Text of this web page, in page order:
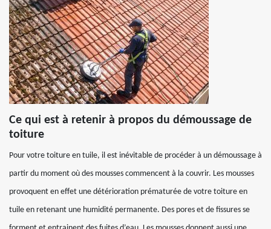
Ce qui est à retenir à propos du démoussage de
toiture
Pour votre toiture en tuile, il est inévitable de procéder à un démoussage à
partir du moment où des mousses commencent à la couvrir. Les mousses
provoquent en effet une détérioration prématurée de votre toiture en
tuile en retenant une humidité permanente. Des pores et de fissures se